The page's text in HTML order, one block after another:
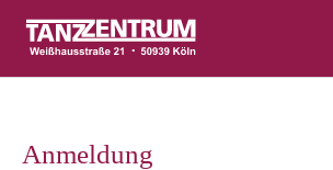
Anmeldung